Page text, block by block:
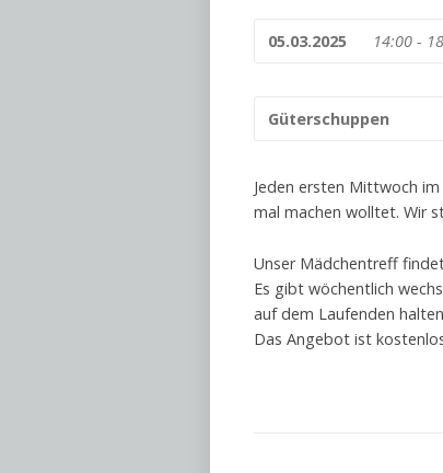
05.03.2025 14:00 -
Güterschuppen
Jeden ersten Mittwoch
mal machen wolltet. Wir
Unser Mädchentreff
Es gibt wöchentlich
auf dem Laufenden
Das Angebot ist